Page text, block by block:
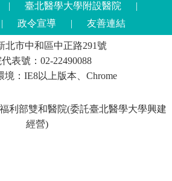
| 臺北醫學大學附設醫院
|
| 政令宣導 | 友善連結
北市中和區中正路291號
表號：02-22490088
境：IE8以上版本、Chrome
利部雙和醫院(委託臺北醫學大學興建
經營)